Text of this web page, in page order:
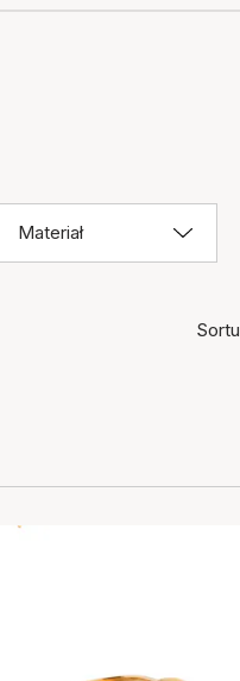
Materiał